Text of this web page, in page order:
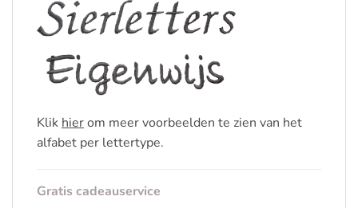
Klik hierom meer voorbeelden te zien van het
alfabet per lettertype.
Gratis cadeauservice